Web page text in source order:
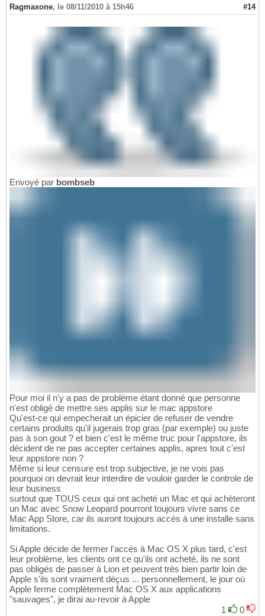
Ragmaxone, le 08/11/2010 à 15h46 #14
Envoyé par bombseb
Pour moi il n'y a pas de problème étant donné que personne
n'est obligé de mettre ses applis sur le mac appstore
Qu'est-ce qui empecherait un épicier de refuser de vendre
certains produits qu'il jugerais trop gras (par exemple) ou juste
pas à son gout ? et bien c'est le même truc pour l'appstore, ils
décident de ne pas accepter certaines applis, apres tout c'est
leur appstore non ?
Même si leur censure est trop subjective, je ne vois pas
pourquoi on devrait leur interdire de vouloir garder le controle de
leur business
surtout que TOUS ceux qui ont acheté un Mac et qui achèteront
un Mac avec Snow Leopard pourront toujours vivre sans ce
Mac App Store, car ils auront toujours accès à une installe sans
limitations.
Si Apple décide de fermer l'accès à Mac OS X plus tard, c'est
leur problème, les clients ont ce qu'ils ont acheté, ils ne sont
pas obligés de passer à Lion et peuvent très bien partir loin de
Apple s'ils sont vraiment déçus ... personnellement, le jour où
Apple ferme complètement Mac OS X aux applications
"sauvages", je dirai au-revoir à Apple
1
0